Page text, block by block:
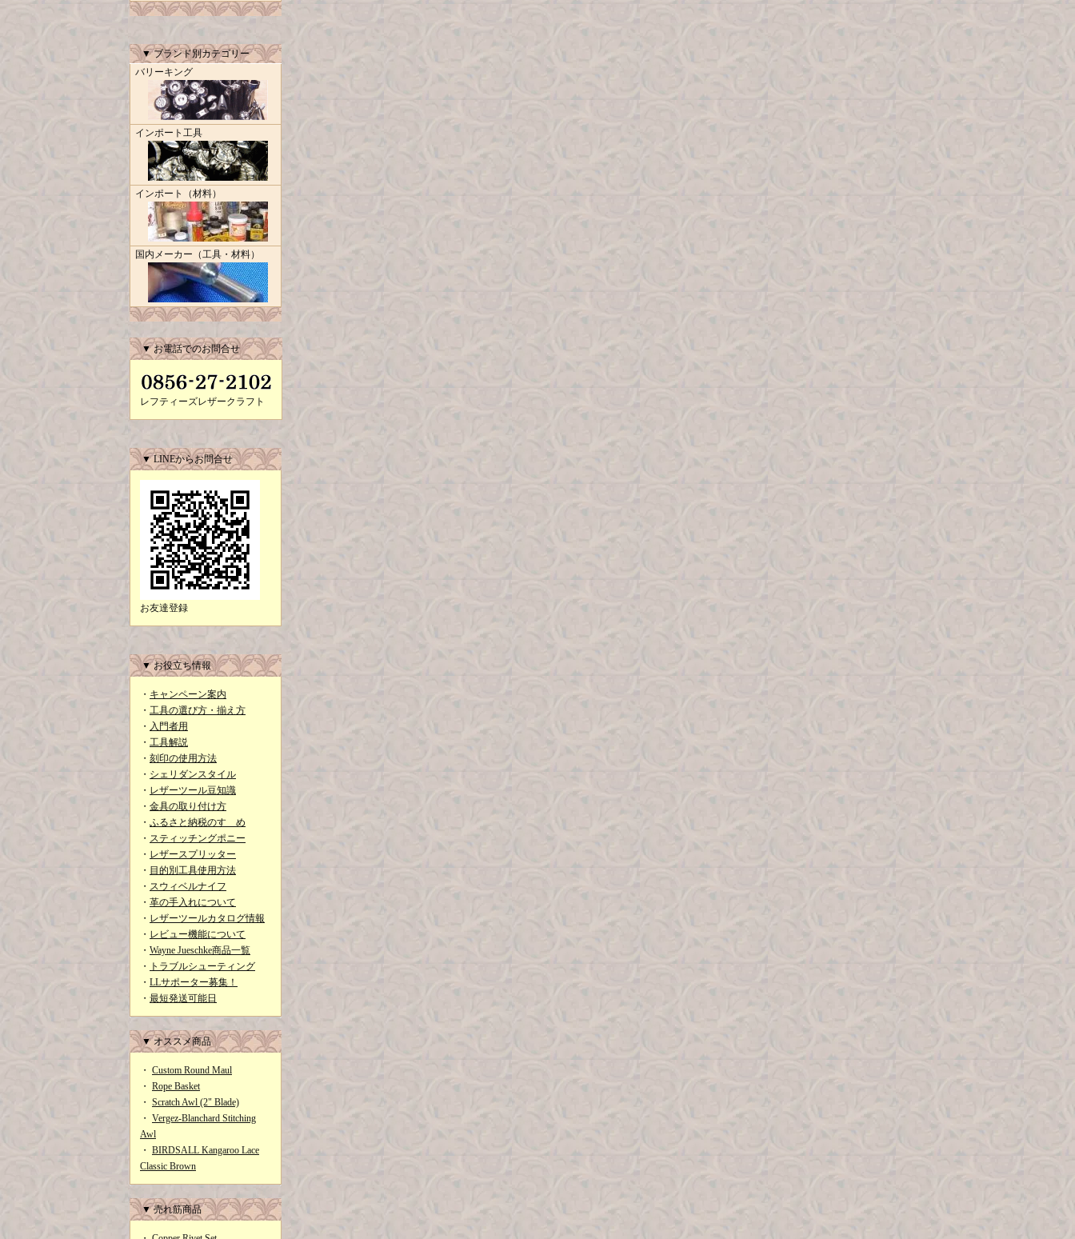
▼ ブランド別カテゴリー
バリーキング
インポート工具
インポート（材料）
国内メーカー（工具・材料）
▼ お電話でのお問合せ
レフティーズレザークラフト
▼ LINEからお問合せ
お友達登録
▼ お役立ち情報
・ キャンペーン案内
・ 工具の選び方・揃え方
・ 入門者用
・ 工具解説
・ 刻印の使用方法
・ シェリダンスタイル
・ レザーツール豆知識
・ 金具の取り付け方
・ ふるさと納税のすゝめ
・ スティッチングポニー
・ レザースプリッター
・ 目的別工具使用方法
・ スウィベルナイフ
・ 革の手入れについて
・ レザーツールカタログ情報
・ レビュー機能について
・ Wayne Jueschke商品一覧
・
トラブルシューティング
・ LLサポーター募集！
・ 最短発送可能日
▼ オススメ商品
・ Custom Round Maul
・ Rope Basket
・ Scratch Awl (2" Blade)
・ Vergez-Blanchard Stitching
Awl
・ BIRDSALL Kangaroo Lace
Classic Brown
▼ 売れ筋商品